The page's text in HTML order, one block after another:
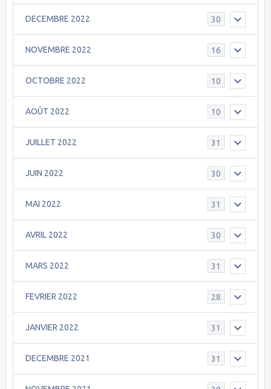
DECEMBRE 2022 30
NOVEMBRE 2022 16
OCTOBRE 2022 10
AOÛT 2022 10
JUILLET 2022 31
JUIN 2022 30
MAI 2022 31
AVRIL 2022 30
MARS 2022 31
FEVRIER 2022 28
JANVIER 2022 31
DECEMBRE 2021 31